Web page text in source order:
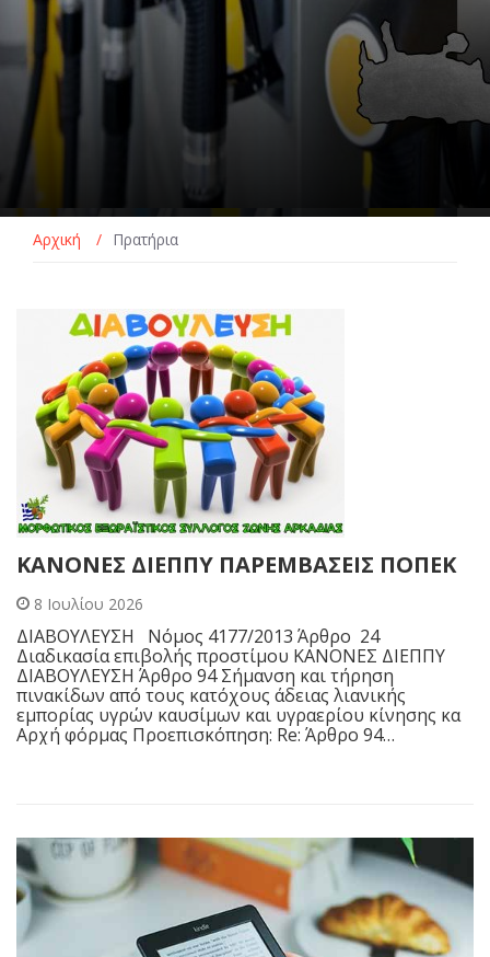
Αρχική / Πρατήρια
ΚΑΝΟΝΕΣ ΔΙΕΠΠΥ ΠΑΡΕΜΒΑΣΕΙΣ ΠΟΠΕΚ
8 Ιουλίου 2026
ΔΙΑΒΟΥΛΕΥΣΗ Νόμος 4177/2013 Άρθρο 24
Διαδικασία επιβολής προστίμου ΚΑΝΟΝΕΣ ΔΙΕΠΠΥ
ΔΙΑΒΟΥΛΕΥΣΗ Άρθρο 94 Σήμανση και τήρηση
πινακίδων από τους κατόχους άδειας λιανικής
εμπορίας υγρών καυσίμων και υγραερίου κίνησης κα
Αρχή φόρμας Προεπισκόπηση: Re: Άρθρο 94…